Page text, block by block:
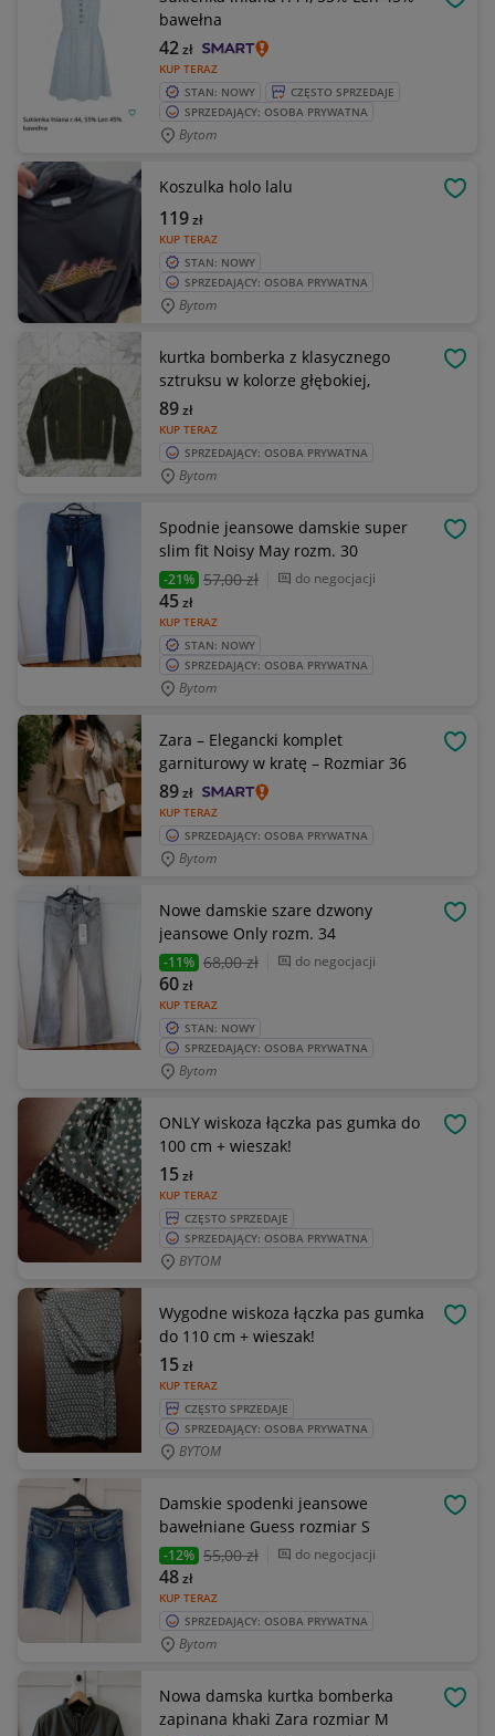
bawełna
KUP TERAZ
42zł
STAN: NOWY
CZĘSTO SPRZEDAJE
SPRZEDAJĄCY: OSOBA PRYWATNA
Bytom
Koszulka holo lalu
KUP TERAZ
119zł
STAN: NOWY
SPRZEDAJĄCY: OSOBA PRYWATNA
Bytom
kurtka bomberka z klasycznego
sztruksu w kolorze głębokiej,
KUP TERAZ
89zł
SPRZEDAJĄCY: OSOBA PRYWATNA
Bytom
Spodnie jeansowe damskie super
slim fit Noisy May rozm. 30
-21% 57,00 zł do negocjacji
KUP TERAZ
45zł
STAN: NOWY
SPRZEDAJĄCY: OSOBA PRYWATNA
Bytom
Zara – Elegancki komplet
garniturowy w kratę – Rozmiar 36
KUP TERAZ
89zł
SPRZEDAJĄCY: OSOBA PRYWATNA
Bytom
Nowe damskie szare dzwony
jeansowe Only rozm. 34
-11% 68,00 zł do negocjacji
KUP TERAZ
60zł
STAN: NOWY
SPRZEDAJĄCY: OSOBA PRYWATNA
Bytom
ONLY wiskoza łączka pas gumka do
100 cm + wieszak!
KUP TERAZ
15zł
CZĘSTO SPRZEDAJE
SPRZEDAJĄCY: OSOBA PRYWATNA
BYTOM
Wygodne wiskoza łączka pas gumka
do 110 cm + wieszak!
KUP TERAZ
15zł
CZĘSTO SPRZEDAJE
SPRZEDAJĄCY: OSOBA PRYWATNA
BYTOM
Damskie spodenki jeansowe
bawełniane Guess rozmiar S
-12% 55,00 zł do negocjacji
KUP TERAZ
48zł
SPRZEDAJĄCY: OSOBA PRYWATNA
Bytom
Nowa damska kurtka bomberka
zapinana khaki Zara rozmiar M